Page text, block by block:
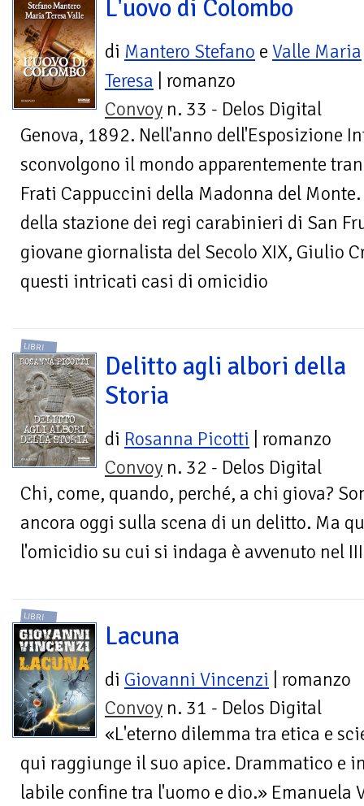
L'uovo di Colombo
di Mantero Stefano e Valle Maria
Teresa | romanzo
Convoy n. 33 - Delos Digital
Genova, 1892. Nell'anno dell'Esposizione
sconvolgono il mondo apparentemente
Frati Cappuccini della Madonna del
della stazione dei regi carabinieri di San
giovane giornalista del Secolo XIX, Giulio
questi intricati casi di omicidio
LIBRI
Delitto agli albori della
Storia
di Rosanna Picotti | romanzo
Convoy n. 32 - Delos Digital
Chi, come, quando, perché, a chi giova?
ancora oggi sulla scena di un delitto. Ma
l'omicidio su cui si indaga è avvenuto nel
LIBRI
Lacuna
di Giovanni Vincenzi | romanzo
Convoy n. 31 - Delos Digital
«L'eterno dilemma tra etica e
qui raggiunge il suo apice. Drammatico e
labile confine tra l'uomo e dio.» Emanuela